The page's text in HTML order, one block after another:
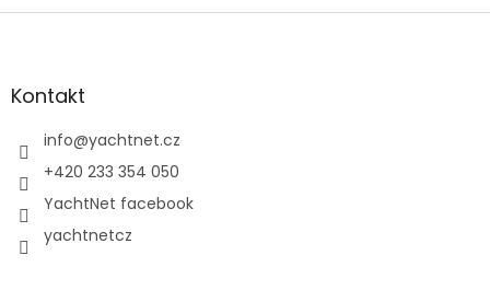
Z
aKontakt
info@yachtnet.cz
+420 233 354 050
YachtNet facebook
yachtnetcz